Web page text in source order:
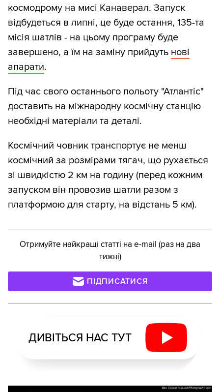
космодрому на мисі Канаверал. Запуск
відбудеться в липні, це буде остання, 135-та
місія шатлів - на цьому програму буде
завершено, а їм на заміну прийдуть нові
апарати.
Під час свого останнього польоту "Атлантіс"
доставить на міжнародну космічну станцію
необхідні матеріали та деталі.
Космічний човник транспортує не менш
космічний за розмірами тягач, що рухається
зі швидкістю 2 км на годину (перед кожним
запуском він провозив шатли разом з
платформою для старту, на відстань 5 км).
Отримуйте найкращі статті на e-mail (раз на два
тижні)
ПІДПИСАТИСЯ
ДИВІТЬСЯ НАС ТУТ